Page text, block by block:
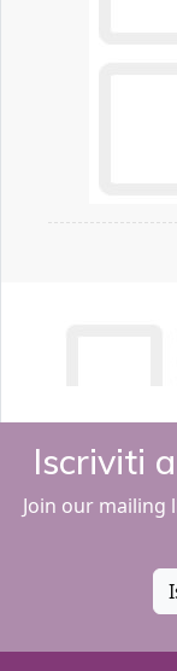
Iscriviti
Join our mailing